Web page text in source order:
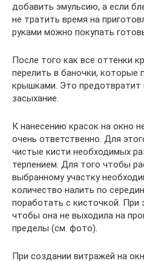
добавить эмульсию, а если
не тратить время на
руками можно покупать
После того как все оттенки
перелить в баночки, которые
крышками. Это предотвратит
засыхание.
К нанесению красок на окно
очень ответственно. Для
чистые кисти необходимых
терпением. Для того чтобы
выбранному участку
количество налить по
поработать с кисточкой. При
чтобы она не выходила на
пределы (см. фото).
При создании витражей на